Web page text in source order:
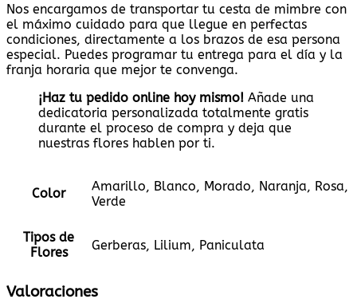
Nos encargamos de transportar tu cesta de mimbre con
el máximo cuidado para que llegue en perfectas
condiciones, directamente a los brazos de esa persona
especial. Puedes programar tu entrega para el día y la
franja horaria que mejor te convenga.
¡Haz tu pedido online hoy mismo! Añade una
dedicatoria personalizada totalmente gratis
durante el proceso de compra y deja que
nuestras flores hablen por ti.
Color
Amarillo, Blanco, Morado, Naranja, Rosa,
Verde
Tipos de
Flores
Gerberas, Lilium, Paniculata
Valoraciones